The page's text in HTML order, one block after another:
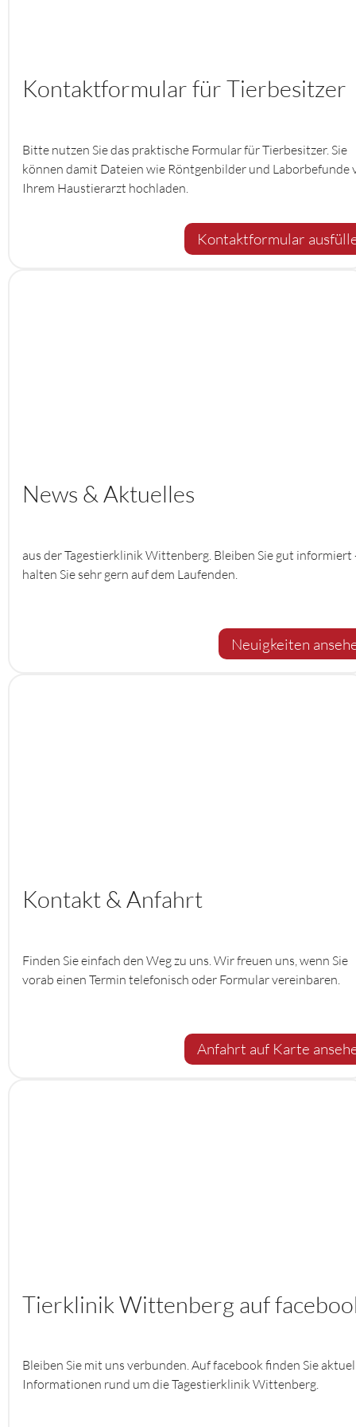
Kontaktformular für Tierbesitzer
Bitte nutzen Sie das praktische Formular für Tierbesitzer. Sie
können damit Dateien wie Röntgenbilder und Laborbefunde
Ihrem Haustierarzt hochladen.
Kontaktformular
News & Aktuelles
aus der Tagestierklinik Wittenberg. Bleiben Sie gut informiert
halten Sie sehr gern auf dem Laufenden.
Neuigkeiten
Kontakt & Anfahrt
Finden Sie einfach den Weg zu uns. Wir freuen uns, wenn Sie
vorab einen Termin telefonisch oder Formular vereinbaren.
Anfahrt auf Karte
Tierklinik Wittenberg auf
Bleiben Sie mit uns verbunden. Auf facebook finden Sie
Informationen rund um die Tagestierklinik Wittenberg.